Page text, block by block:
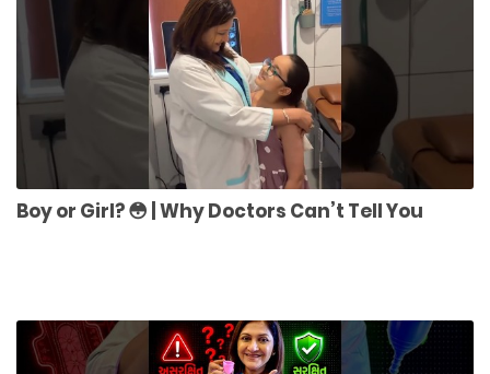
Boy or Girl? 😳 | Why Doctors Can’t Tell You